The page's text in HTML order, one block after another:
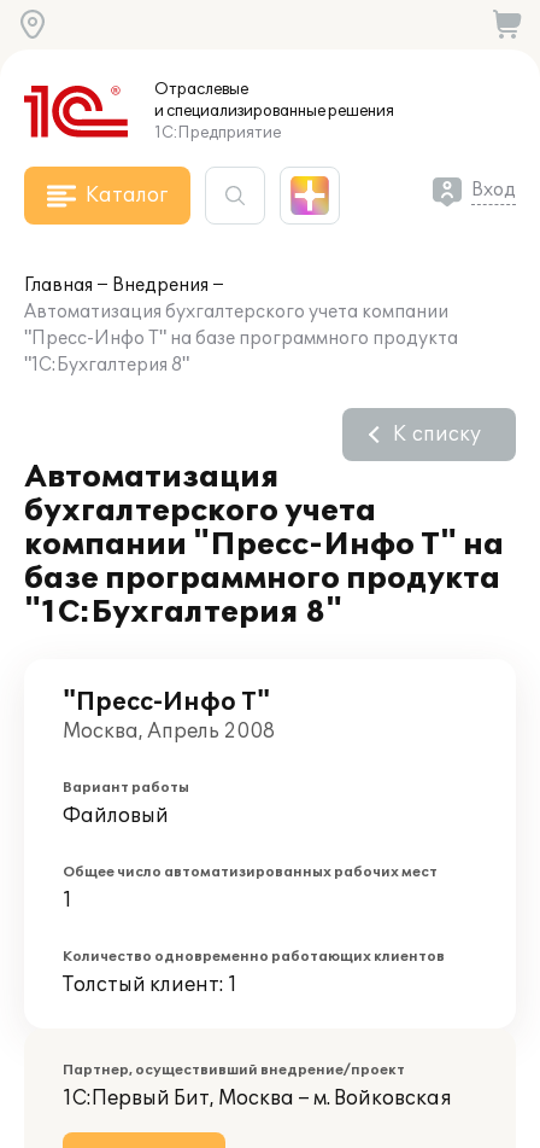
Отраслевые
и специализированныерешения
1С:Предприятие
Каталог Вход
Главная
Внедрения
Автоматизация бухгалтерского учета компании
"Пресс-Инфо Т" на базе программного продукта
"1С:Бухгалтерия 8"
Автоматизация
бухгалтерского учета
компании "Пресс-Инфо Т" на
базе программного продукта
"1С:Бухгалтерия 8"
К списку
"Пресс-Инфо Т"
Москва, Апрель 2008
Вариант работы
Файловый
Общее число автоматизированных рабочих мест
1
Количество одновременно работающих клиентов
Толстый клиент: 1
Партнер, осуществивший внедрение/проект
1С:Первый Бит, Москва – м. Войковская